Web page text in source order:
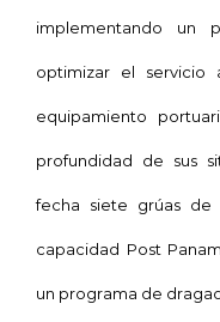
implementando un
optimizar el servicio
equipamiento
profundidad de sus
fecha siete grúas
capacidad Post
un programa de